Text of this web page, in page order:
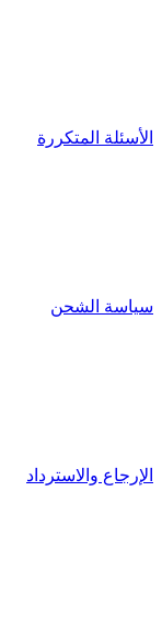
الأسئلة المتكررة
سياسة الشحن
الإرجاع والاسترداد